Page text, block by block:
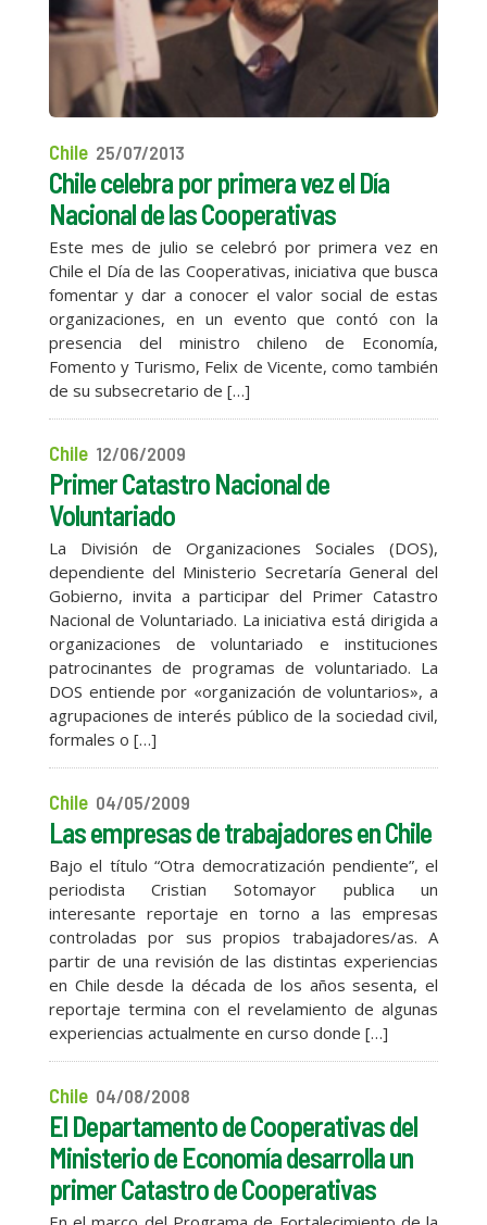
Chile 25/07/2013
Chile celebra por primera vez el Día
Nacional de las Cooperativas
Este mes de julio se celebró por primera vez en
Chile el Día de las Cooperativas, iniciativa que busca
fomentar y dar a conocer el valor social de estas
organizaciones, en un evento que contó con la
presencia del ministro chileno de Economía,
Fomento y Turismo, Felix de Vicente, como también
de su subsecretario de […]
Chile 12/06/2009
Primer Catastro Nacional de
Voluntariado
La División de Organizaciones Sociales (DOS),
dependiente del Ministerio Secretaría General del
Gobierno, invita a participar del Primer Catastro
Nacional de Voluntariado. La iniciativa está dirigida a
organizaciones de voluntariado e instituciones
patrocinantes de programas de voluntariado. La
DOS entiende por «organización de voluntarios», a
agrupaciones de interés público de la sociedad civil,
formales o […]
Chile 04/05/2009
Las empresas de trabajadores en Chile
Bajo el título “Otra democratización pendiente”, el
periodista Cristian Sotomayor publica un
interesante reportaje en torno a las empresas
controladas por sus propios trabajadores/as. A
partir de una revisión de las distintas experiencias
en Chile desde la década de los años sesenta, el
reportaje termina con el revelamiento de algunas
experiencias actualmente en curso donde […]
Chile 04/08/2008
El Departamento de Cooperativas del
Ministerio de Economía desarrolla un
primer Catastro de Cooperativas